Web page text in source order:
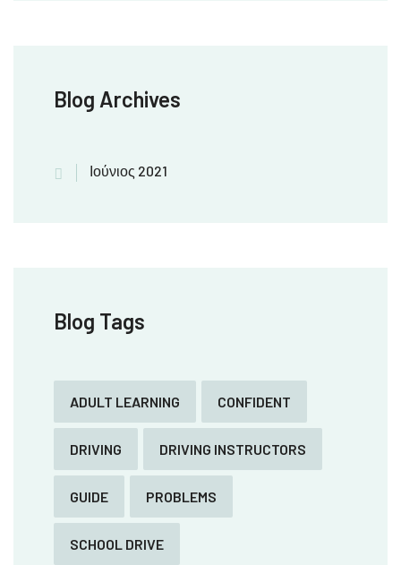
Blog Archives
Ιούνιος 2021
Blog Tags
ADULT LEARNING CONFIDENT
DRIVING DRIVING INSTRUCTORS
GUIDE PROBLEMS
SCHOOL DRIVE